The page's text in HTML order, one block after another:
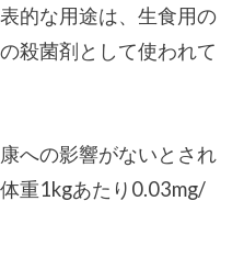
的な用途は、生食用の
殺菌剤として使われて
への影響がないとされ
重1kgあたり0.03mg/